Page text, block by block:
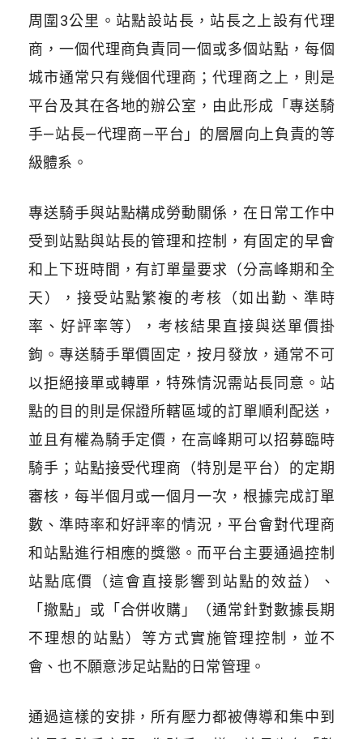
周圍3公里。站點設站長，站長之上設有代理
商，一個代理商負責同一個或多個站點，每個
城市通常只有幾個代理商；代理商之上，則是
平台及其在各地的辦公室，由此形成「專送騎
手—站長—代理商—平台」的層層向上負責的等
級體系。
專送騎手與站點構成勞動關係，在日常工作中
受到站點與站長的管理和控制，有固定的早會
和上下班時間，有訂單量要求（分高峰期和全
天），接受站點繁複的考核（如出勤、準時
率、好評率等），考核結果直接與送單價掛
鉤。專送騎手單價固定，按月發放，通常不可
以拒絕接單或轉單，特殊情況需站長同意。站
點的目的則是保證所轄區域的訂單順利配送，
並且有權為騎手定價，在高峰期可以招募臨時
騎手；站點接受代理商（特別是平台）的定期
審核，每半個月或一個月一次，根據完成訂單
數、準時率和好評率的情況，平台會對代理商
和站點進行相應的獎懲。而平台主要通過控制
站點底價（這會直接影響到站點的效益）、
「撤點」或「合併收購」（通常針對數據長期
不理想的站點）等方式實施管理控制，並不
會、也不願意涉足站點的日常管理。
通過這樣的安排，所有壓力都被傳導和集中到